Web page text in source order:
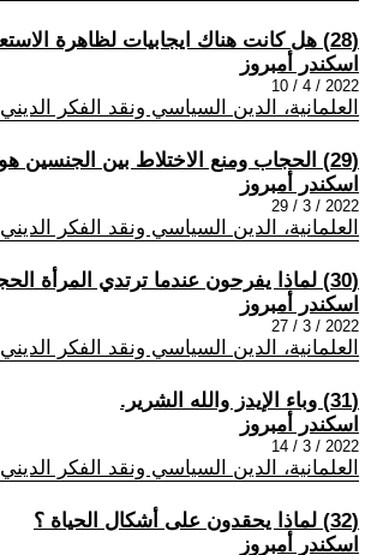
(28) هل كانت هناك ايجابيات لظاهرة الاستعباد ؟ طبعاً لا !
اسكندر أمبروز
2022 / 4 / 10
العلمانية، الدين السياسي ونقد الفكر الديني
(29) الحجاب ومنع الاختلاط بين الجنسين هو أحد أهم أسباب تخلّفنا...حرفيّاً !
اسكندر أمبروز
2022 / 3 / 29
العلمانية، الدين السياسي ونقد الفكر الديني
(30) لماذا يفرحون عندما ترتدي المرأة الحجاب ؟
اسكندر أمبروز
2022 / 3 / 27
العلمانية، الدين السياسي ونقد الفكر الديني
(31) وباء الإيدز والله الشرير.
اسكندر أمبروز
2022 / 3 / 14
العلمانية، الدين السياسي ونقد الفكر الديني
(32) لماذا يحقدون على أشكال الحياة ؟
اسكندر أمبروز